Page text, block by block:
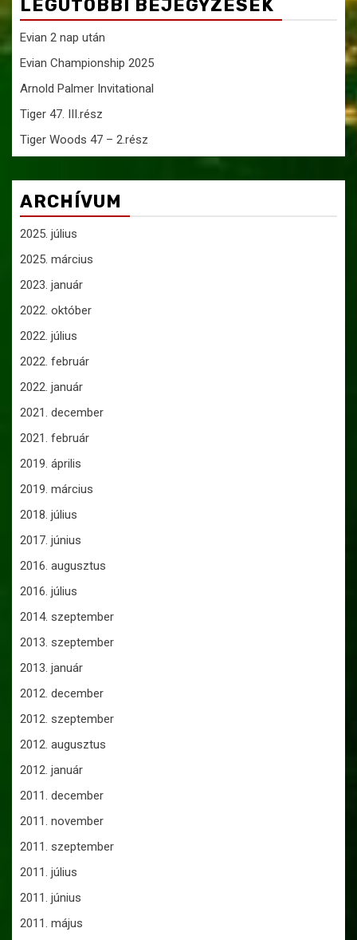
LEGUTÓBBI BEJEGYZÉSEK
Evian 2 nap után
Evian Championship 2025
Arnold Palmer Invitational
Tiger 47. III.rész
Tiger Woods 47 – 2.rész
ARCHÍVUM
2025. július
2025. március
2023. január
2022. október
2022. július
2022. február
2022. január
2021. december
2021. február
2019. április
2019. március
2018. július
2017. június
2016. augusztus
2016. július
2014. szeptember
2013. szeptember
2013. január
2012. december
2012. szeptember
2012. augusztus
2012. január
2011. december
2011. november
2011. szeptember
2011. július
2011. június
2011. május